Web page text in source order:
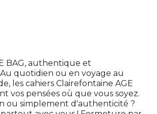
BAG, authentique et
quotidien ou en voyage au
les cahiers Clairefontaine AGE
vos pensées où que vous soyez.
ou simplement d'authenticité ?